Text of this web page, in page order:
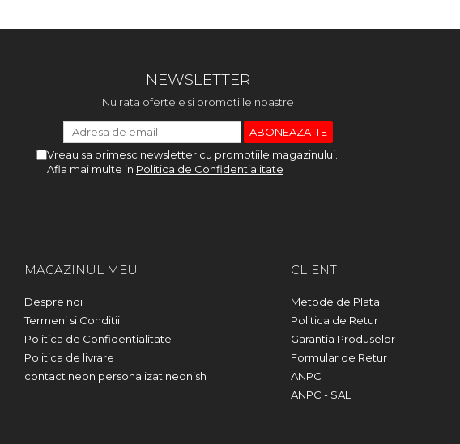
NEWSLETTER
Nu rata ofertele si promotiile noastre
Vreau sa primesc newsletter cu promotiile magazinului.
Afla mai multe in Politica de Confidentialitate
MAGAZINUL MEU
Despre noi
Termeni si Conditii
Politica de Confidentialitate
Politica de livrare
contact neon personalizat neonish
CLIENTI
Metode de Plata
Politica de Retur
Garantia Produselor
Formular de Retur
ANPC
ANPC - SAL